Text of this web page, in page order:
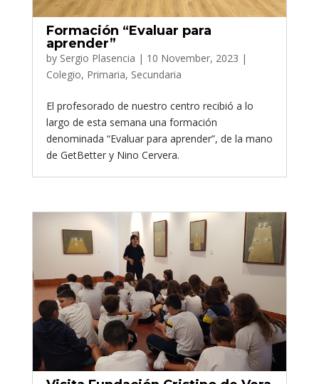
Formación “Evaluar para
aprender”
by Sergio Plasencia | 10 November, 2023 |
Colegio, Primaria, Secundaria
El profesorado de nuestro centro recibió a lo
largo de esta semana una formación
denominada “Evaluar para aprender”, de la mano
de GetBetter y Nino Cervera.